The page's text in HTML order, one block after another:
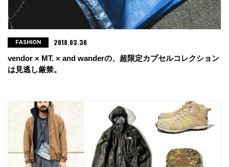
vendor × MT. × and wanderの、超限定カプセルコレクション
は見逃し厳禁。
FASHION 2018.03.30